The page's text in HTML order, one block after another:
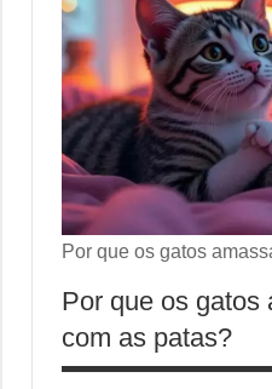
Por que os gatos
Por que os gatos
com as patas?